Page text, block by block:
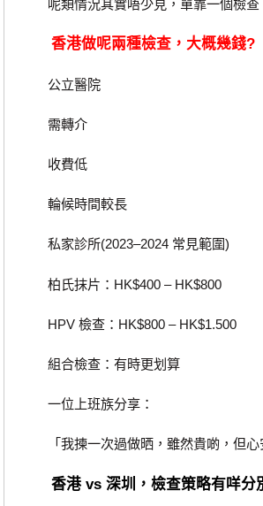
呢類情況其實唔少見，單靠一個檢查
香港做呢兩種檢查，大概幾錢?
公立醫院
需轉介
收費低
輪候時間較長
私家診所(2023–2024 常見範圍)
柏氏抹片：HK$400 – HK$800
HPV 檢查：HK$800 – HK$1.500
組合檢查：有時更划算
一位上班族分享：
「我揀一次過做晒，雖然貴啲，但心
香港 vs 深圳，檢查策略有咩分